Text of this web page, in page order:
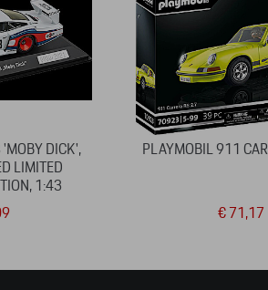
DICK',
LIMITED
1:43
PLAYMOBIL 911
€ 71,17